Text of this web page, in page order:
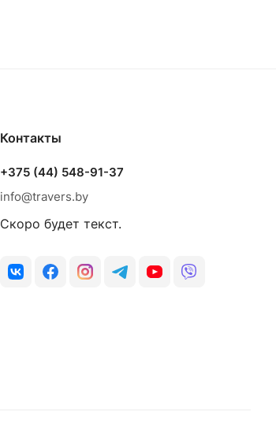
Контакты
+375 (44) 548-91-37
info@travers.by
Скоро будет текст.